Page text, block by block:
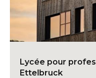
Lycée pour
Ettelbruck